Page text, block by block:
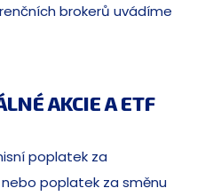
brokerů uvádíme
AKCIE A ETF
poplatek za
poplatek za směnu